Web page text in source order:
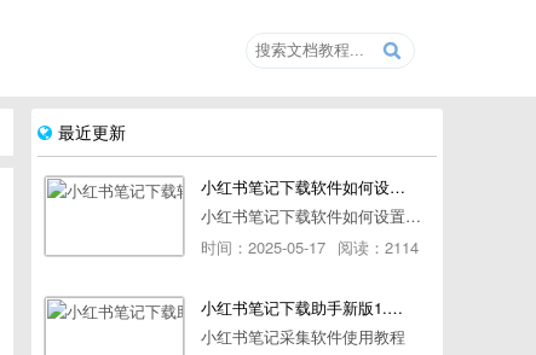
最近更新
小红书笔记下载软件如何设置浏览器路径
小红书笔记下载软件如何设置浏览器路径
时间：2025-05-17 阅读：2114
小红书笔记下载助手新版1.1.7版本使用教程
小红书笔记采集软件使用教程